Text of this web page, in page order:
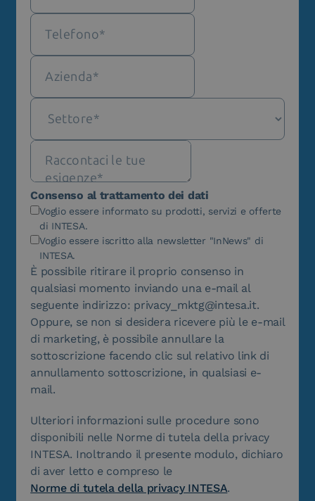
Consenso al trattamento dei dati
Voglio essere informato su prodotti, servizi e offerte
di INTESA.
Voglio essere iscritto alla newsletter "InNews" di
INTESA.
È possibile ritirare il proprio consenso in
qualsiasi momento inviando una e-mail al
seguente indirizzo: privacy_mktg@intesa.it.
Oppure, se non si desidera ricevere più le e-mail
di marketing, è possibile annullare la
sottoscrizione facendo clic sul relativo link di
annullamento sottoscrizione, in qualsiasi e-
mail.
Ulteriori informazioni sulle procedure sono
disponibili nelle Norme di tutela della privacy
INTESA. Inoltrando il presente modulo, dichiaro
di aver letto e compreso le
Norme di tutela della privacy INTESA.